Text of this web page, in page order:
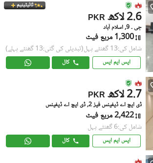
ٹائیٹینیم
PKR 2.6 لاکھ
جی ۔ 9, اسلام آباد
1,300 مربع فیٹ
شامل کی:13 گھنٹے پہل (تبدیلی کی گئی:13 گھنٹے پہلے)
ایس ایم ایس کال
PKR 2.7 لاکھ
ڈی ایچ اے ڈیفینس فیز 2, ڈی ایچ اے ڈیفینس
2,422 مربع فیٹ
شامل کی:6 گھنٹے پہل
ایس ایم ایس کال